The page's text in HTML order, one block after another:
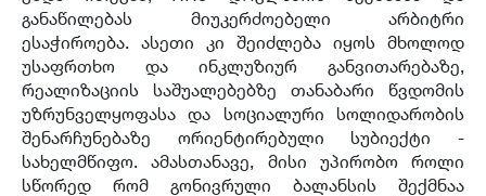
განაწილებას მიუკერძოებელი არბიტრი
ესაჭიროება. ასეთი კი შეიძლება იყოს მხოლოდ
უსაფრთხო და ინკლუზიურ განვითარებაზე,
რეალიზაციის საშუალებებზე თანაბარი წვდომის
უზრუნველყოფასა და სოციალური სოლიდარობის
შენარჩუნებაზე ორიენტირებული სუბიექტი -
სახელმწიფო. ამასთანავე, მისი უპირობო როლი
სწორედ რომ გონივრული ბალანსის შექმნაა